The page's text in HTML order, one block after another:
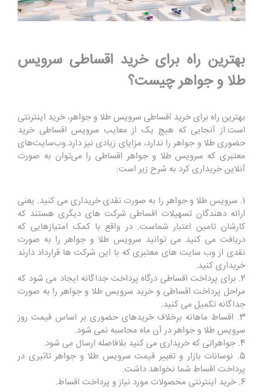
بهترین راه برای خرید اقساطی سرویس
طلا و جواهر چیست؟
بهترین راه برای خرید اقساطی سرویس طلا و جواهر، خرید اینترنتی
است.از آنجایی که هیچ یک از معایب سرویس اقساطی خرید
حضوری طلا و جواهر را ندارد، مزایای زیادی نیز دارد.وب‌سایت‌های
معتبری که سرویس طلا و جواهر اقساطی را می‌توان به صورت
آنلاین خریداری کرد به شرح زیر است:
1. سرویس طلا و جواهر را به صورت نقدی خریداری می کنید. یعنی
ارائه دهندگان تسهیلات اقساطی شرکت های دیگری هستند که
کارشان تامین اعتبار شماست. در واقع با کمک امتیازهایی که
دریافت می کنید می توانید سرویس طلا و جواهر را به صورت
نقدی از وب سایت های معتبری که با این شرکت ها قرارداد دارند
خریداری کنید.
2. برای پرداخت اقساطی درگاه پرداخت جداگانه ایجاد می شود که
مراحل پرداخت اقساطی و خرید سرویس طلا و جواهر را به صورت
جداگانه تکمیل می کنید.
3. اقساط ماهانه برخلاف خریدهای حضوری بر اساس قیمت روز
سرویس طلا و جواهر در آن ماه محاسبه نمی شود.
4. جواهراتی که خریداری می کنید بلافاصله ارسال می شود.
5. نوسانات بازار و تغییر قیمت سرویس طلا و جواهر تاثیری در
پرداخت اقساط شما نخواهد داشت.
6. خرید اینترنتی محصولات مورد نیاز و پرداخت اقساط.